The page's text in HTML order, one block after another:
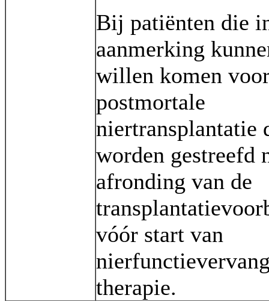
Bij patiënten die
aanmerking
willen komen
postmortale
niertransplantatie
worden gestreefd
afronding van de
vóór start van
therapie.